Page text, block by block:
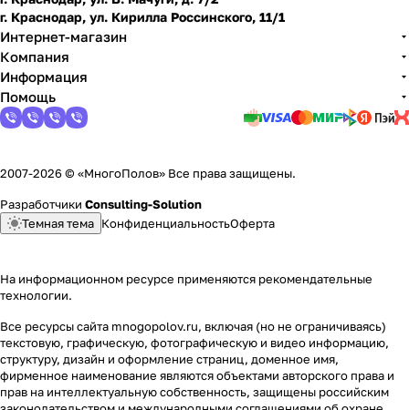
г. Краснодар, ул. Кирилла Россинского, 11/1
Интернет-магазин
Компания
Информация
Помощь
2007-2026 © «МногоПолов» Все права защищены.
Разработчики Consulting-Solution
Темная тема КонфиденциальностьОферта
На информационном ресурсе применяются рекомендательные
технологии.
Все ресурсы сайта mnogopolov.ru, включая (но не ограничиваясь)
текстовую, графическую, фотографическую и видео информацию,
структуру, дизайн и оформление страниц, доменное имя,
фирменное наименование являются объектами авторского права и
прав на интеллектуальную собственность, защищены российским